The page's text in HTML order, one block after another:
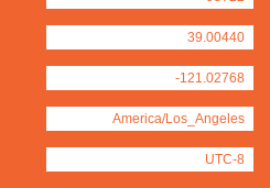
39.00440
-121.02768
America/Los_Angeles
UTC-8